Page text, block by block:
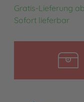
Gratis-Lieferung
Sofort lieferbar